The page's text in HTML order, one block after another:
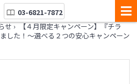
03-6821-7872
せ ›
【４月限定キャンペーン】『チラ
した！〜選べる２つの安心キャンペーン